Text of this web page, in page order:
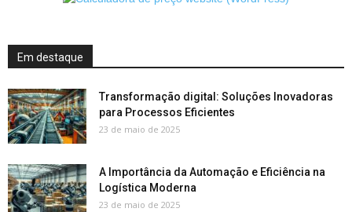
Em destaque
Transformação digital: Soluções Inovadoras
para Processos Eficientes
23 de maio de 2025
A Importância da Automação e Eficiência na
Logística Moderna
23 de maio de 2025